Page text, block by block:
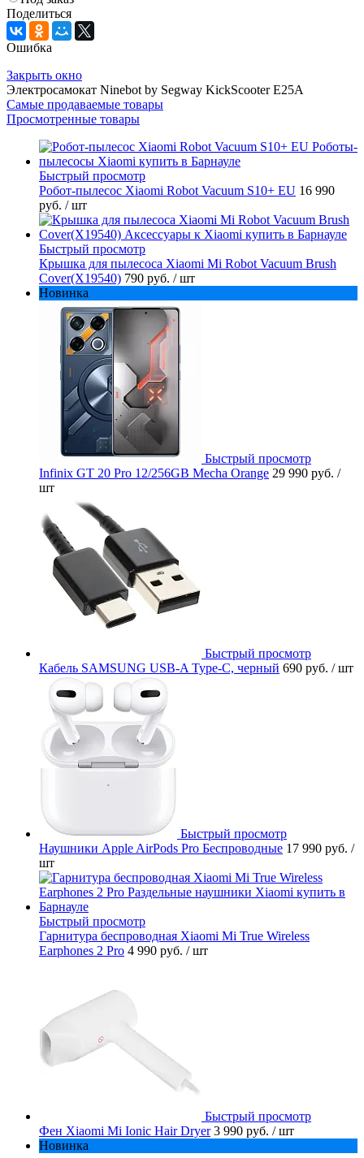
Поделиться
Ошибка
Закрыть окно
Электросамокат Ninebot by Segway KickScooter E25A
Самые продаваемые товары
Просмотренные товары
Быстрый просмотр
Робот-пылесос Xiaomi Robot Vacuum S10+ EU 16 990
руб. / шт
Быстрый просмотр
Крышка для пылесоса Xiaomi Mi Robot Vacuum Brush
Cover(X19540) 790 руб. / шт
Новинка
Быстрый просмотр
Infinix GT 20 Pro 12/256GB Mecha Orange 29 990 руб. /
шт
Быстрый просмотр
Кабель SAMSUNG USB-A Type-C, черный 690 руб. / шт
Быстрый просмотр
Наушники Apple AirPods Pro Беспроводные 17 990 руб. /
шт
Быстрый просмотр
Гарнитура беспроводная Xiaomi Mi True Wireless
Earphones 2 Pro 4 990 руб. / шт
Быстрый просмотр
Фен Xiaomi Mi Ionic Hair Dryer 3 990 руб. / шт
Новинка